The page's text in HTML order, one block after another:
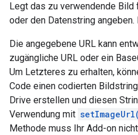
Legt das zu verwendende Bild
oder den Datenstring angeben.
Die angegebene URL kann
zugängliche URL oder ein
Um Letzteres zu erhalten,
Code einen codierten
Drive erstellen und diesen
Verwendung mit
Methode muss Ihr Add-on